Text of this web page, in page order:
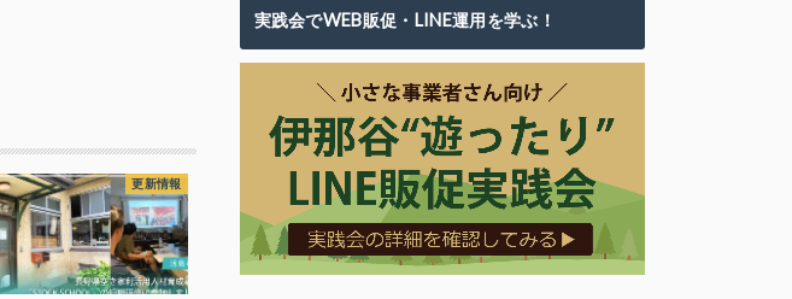
更新情報
実践会でWEB販促・LINE運用を学ぶ！